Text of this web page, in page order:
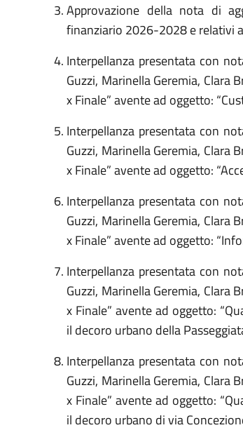
Approvazione della nota di
finanziario 2026-2028 e relativi
Interpellanza presentata con
Guzzi, Marinella Geremia, Clara
x Finale” avente ad oggetto:
Interpellanza presentata con
Guzzi, Marinella Geremia, Clara
x Finale” avente ad oggetto:
Interpellanza presentata con
Guzzi, Marinella Geremia, Clara
x Finale” avente ad oggetto:
Interpellanza presentata con
Guzzi, Marinella Geremia, Clara
x Finale” avente ad oggetto:
il decoro urbano della
Interpellanza presentata con
Guzzi, Marinella Geremia, Clara
x Finale” avente ad oggetto:
il decoro urbano di via